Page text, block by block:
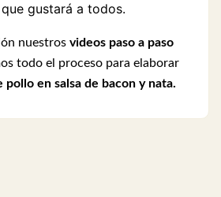
gustará a todos.
nuestros videos paso a paso
todo el proceso para elaborar
pollo en salsa de bacon y nata.